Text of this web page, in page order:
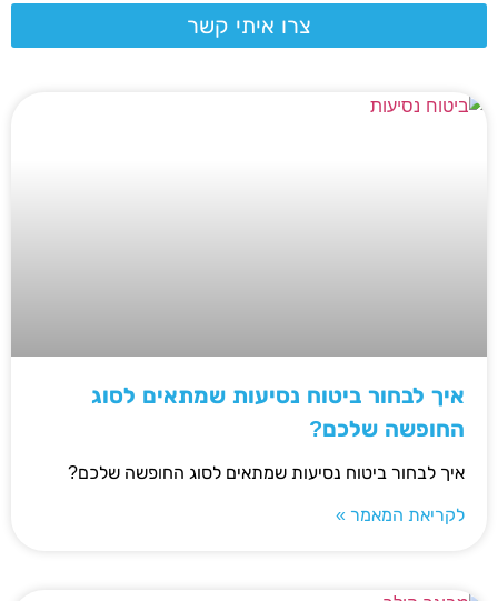
צרו איתי קשר
איך לבחור ביטוח נסיעות שמתאים לסוג
החופשה שלכם?
איך לבחור ביטוח נסיעות שמתאים לסוג החופשה שלכם?
לקריאת המאמר »